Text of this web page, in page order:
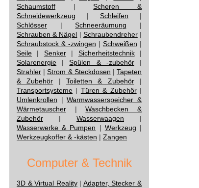
Schaumstoff |Scheren &
Schneidewerkzeug | Schleifen |
Schlösser |Schneeräumung |
Schrauben & Nägel | Schraubendreher|
Schraubstock & -zwingen | Schweißen |
Seile | Senker| Sicherheitstechnik|
Solarenergie |Spülen & -zubehör|
Strahler |Strom & Steckdosen |Tapeten
& Zubehör |Toiletten & Zubehör|
Transportsysteme | Türen & Zubehör|
Umlenkrollen |Warmwasserspeicher &
Wärmetauscher |Waschbecken &
Zubehör | Wasserwaagen |
Wasserwerke & Pumpen | Werkzeug |
Werkzeugkoffer & -kästen | Zangen
Computer & Technik
3D & Virtual Reality| Adapter, Stecker &